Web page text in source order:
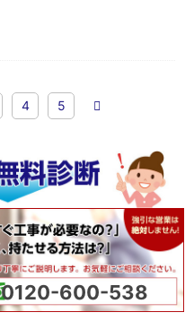
4 5
0120-600-538